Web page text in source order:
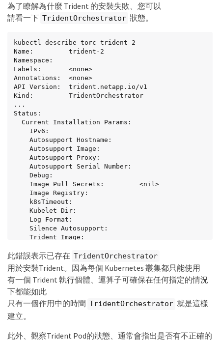
為了瞭解為什麼 Trident 的安裝失敗、您可以
請看一下 TridentOrchestrator 狀態。
kubectl describe torc trident-2
Name:         trident-2
Namespace:
Labels:       <none>
Annotations:  <none>
API Version:  trident.netapp.io/v1
Kind:         TridentOrchestrator
...
Status:
to another CR 'trident'
  Namespace:                    trident-2
  Status:                       Error
  Version:
Events:
  Type     Reason  Age                From
Message
  ----     ------  ----               ----
  Warning  Error   16s (x2 over 16s)  trident-
此錯誤表示已存在 TridentOrchestrator
用於安裝Trident。因為每個 Kubernetes 叢集都只能使用
有一個 Trident 執行個體、運算子可確保在任何指定的情況
下都能如此
只有一個作用中的時間 TridentOrchestrator 就是這樣
建立。
此外、觀察Trident Pod的狀態、通常會指出是否有不正確的